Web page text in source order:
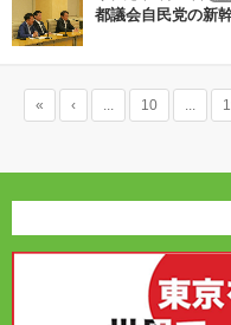
都議会自民党の新
« ‹ ... 10 ...